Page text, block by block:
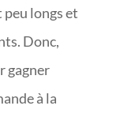
peu longs et
Donc,
gagner
à la